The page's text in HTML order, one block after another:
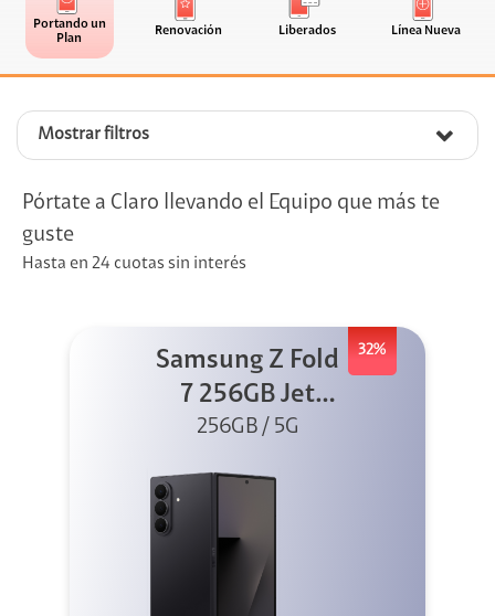
Portando un
Plan
Renovación Liberados Línea Nueva
Mostrar filtros
Pórtate a Claro llevando el Equipo que más te
guste
Hasta en 24 cuotas sin interés
32%
Samsung Z Fold
7 256GB Jet
Black
256GB / 5G